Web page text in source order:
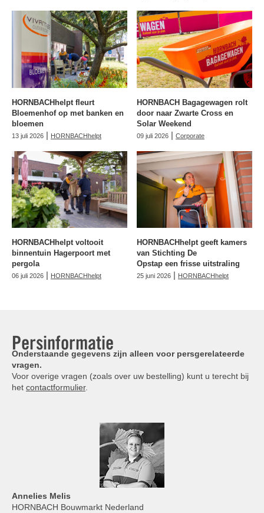
HORNBACHhelpt fleurt
Bloemenhof op met banken en
bloemen
13 juli 2026 | HORNBACHhelpt
HORNBACH Bagagewagen rolt
door naar Zwarte Cross en
Solar Weekend
09 juli 2026 | Corporate
HORNBACHhelpt voltooit
binnentuin Hagerpoort met
pergola
06 juli 2026 | HORNBACHhelpt
HORNBACHhelpt geeft kamers
van Stichting De
Opstap een frisse uitstraling
25 juni 2026 | HORNBACHhelpt
Persinformatie
Onderstaande gegevens zijn alleen voor persgerelateerde
vragen.
Voor overige vragen (zoals over uw bestelling) kunt u terecht bij
het contactformulier.
Annelies Melis
HORNBACH Bouwmarkt Nederland